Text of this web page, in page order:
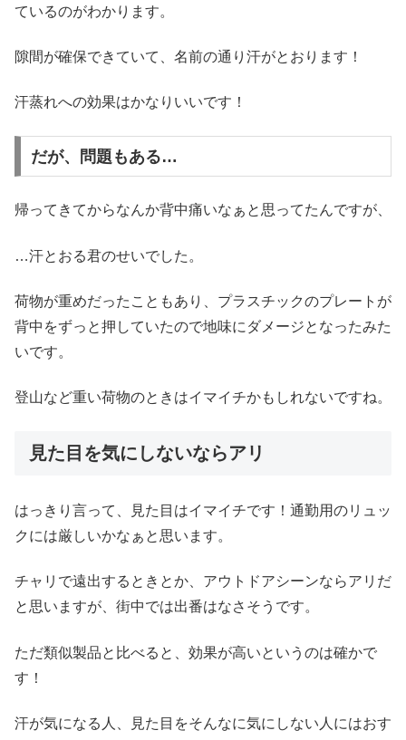
ているのがわかります。
隙間が確保できていて、名前の通り汗がとおります！
汗蒸れへの効果はかなりいいです！
だが、問題もある…
帰ってきてからなんか背中痛いなぁと思ってたんですが、
…汗とおる君のせいでした。
荷物が重めだったこともあり、プラスチックのプレートが
背中をずっと押していたので地味にダメージとなったみた
いです。
登山など重い荷物のときはイマイチかもしれないですね。
見た目を気にしないならアリ
はっきり言って、見た目はイマイチです！通勤用のリュッ
クには厳しいかなぁと思います。
チャリで遠出するときとか、アウトドアシーンならアリだ
と思いますが、街中では出番はなさそうです。
ただ類似製品と比べると、効果が高いというのは確かで
す！
汗が気になる人、見た目をそんなに気にしない人にはおす